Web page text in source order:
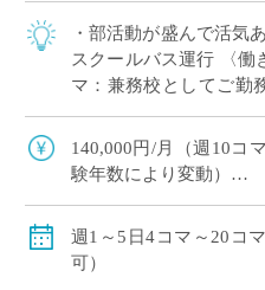
・部活動が盛んで活気
スクールバス運行 〈働
マ：兼務校としてご勤
ンとしてがっつりご勤務
140,000円/月（週10コ
験年数により変動）
交通費：有り
賞与：無し
昇給：有り、年1回の査
その他保険：労災保険
週1～5日4コマ～20コ
可）